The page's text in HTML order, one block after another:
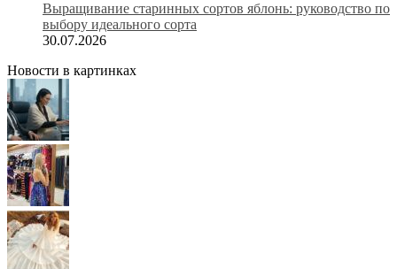
Выращивание старинных сортов яблонь: руководство по
выбору идеального сорта
30.07.2026
Новости в картинках